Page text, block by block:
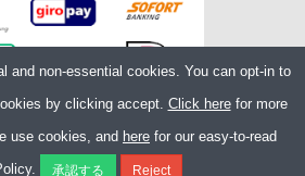
Ltd., Unit A4 Buckshaw Link, Ordnance Road,
Chorley PR7 7EL United Kingdom
and non-essential cookies. You can opt-in to
by clicking accept. Click herefor more
use cookies, and here for our easy-to-read